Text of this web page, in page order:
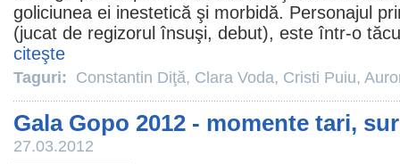
goliciunea ei inestetică şi morbidă. Personajul
(jucat de regizorul însuşi, debut), este într-o
citeşte
Taguri: Constantin Diţă, Clara Voda, Cristi Puiu,
Gala Gopo 2012 - momente tari,
27.03.2012